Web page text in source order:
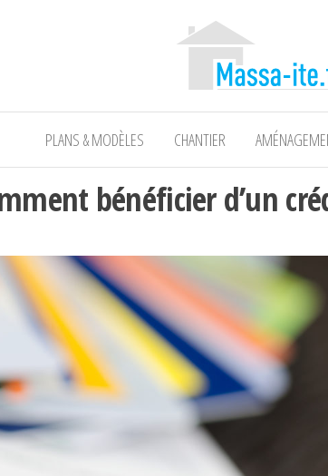
PLANS & MODÈLES CHANTIER
bénéficier d’un